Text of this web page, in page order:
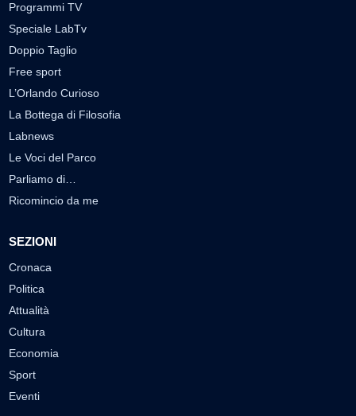
Programmi TV
Speciale LabTv
Doppio Taglio
Free sport
L’Orlando Curioso
La Bottega di Filosofia
Labnews
Le Voci del Parco
Parliamo di…
Ricomincio da me
SEZIONI
Cronaca
Politica
Attualità
Cultura
Economia
Sport
Eventi